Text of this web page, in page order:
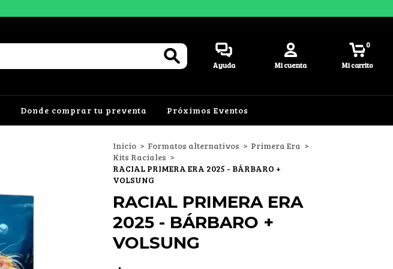
Ayuda Mi cuenta Mi carrito
0
Donde comprar tu preventa Próximos Eventos
Inicio > Formatos alternativos > Primera Era >
Kits Raciales >
RACIAL PRIMERA ERA 2025 - BÁRBARO +
VOLSUNG
RACIAL PRIMERA ERA
2025 - BÁRBARO +
VOLSUNG